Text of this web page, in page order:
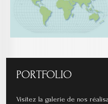
PORTFOLIO
Visitez la galerie de nos